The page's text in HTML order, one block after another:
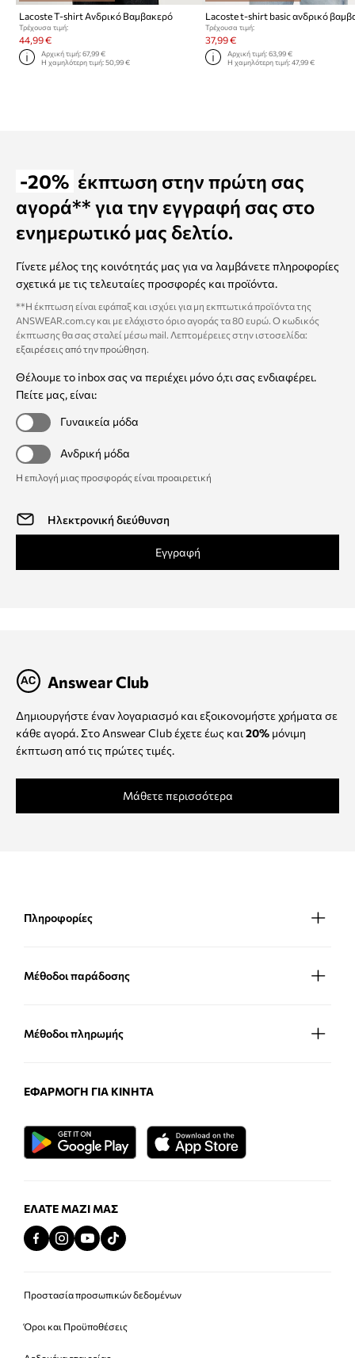
Lacoste T-shirt Ανδρικό Βαμβακερό
Τρέχουσα τιμή:
44,99 €
Αρχική τιμή:67,99 €
Η χαμηλότερη τιμή:50,99 €
Lacoste t-shirt basic ανδρικό
Τρέχουσα τιμή:
37,99 €
Αρχική τιμή: 63,99 €
Η χαμηλότερη τιμή: 47,99 €
-20% έκπτωση στην πρώτη σας
αγορά** για την εγγραφή σας στο
ενημερωτικό μας δελτίο.
Γίνετε μέλος της κοινότητάς μας για να λαμβάνετε πληροφορίες
σχετικά με τις τελευταίες προσφορές και προϊόντα.
**Η έκπτωση είναι εφάπαξ και ισχύει για μη εκπτωτικά προϊόντα της
ANSWEAR.com.cy και με ελάχιστο όριο αγοράς τα 80 ευρώ. Ο κωδικός
έκπτωσης θα σας σταλεί μέσω mail. Λεπτομέρειες στην ιστοσελίδα:
εξαιρέσεις από την προώθηση
Θέλουμε το inbox σας να περιέχει μόνο ό,τι σας ενδιαφέρει.
Πείτε μας, είναι:
Γυναικεία μόδα
Ανδρική μόδα
Η επιλογή μιας προσφοράς είναι προαιρετική
Εγγραφή
Answear Club
Δημιουργήστε έναν λογαριασμό και εξοικονομήστε χρήματα σε
κάθε αγορά. Στο Answear Club έχετε έως και 20% μόνιμη
έκπτωση από τις πρώτες τιμές.
Μάθετε περισσότερα
Πληροφορίες
Μέθοδοι παράδοσης
Μέθοδοι πληρωμής
ΕΦΑΡΜΟΓΉ ΓΙΑ ΚΙΝΗΤΆ
ΕΛΆΤΕ ΜΑΖΊ ΜΑΣ
Προστασία προσωπικών δεδομένων
Όροι και Προϋποθέσεις